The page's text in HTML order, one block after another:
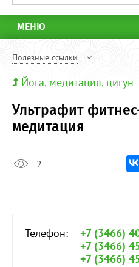
МЕНЮ
Полезные ссылки
Йога, медитация, цигун
Ультрафит
медитация
2
Телефон:
+7 (3466)
+7 (3466)
+7 (3466)